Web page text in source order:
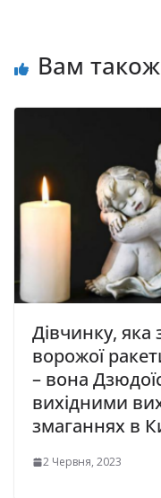
Вам
Дівчинку, яка
ворожої
– вона
вихідними
змаганнях в
2 Червня, 2023